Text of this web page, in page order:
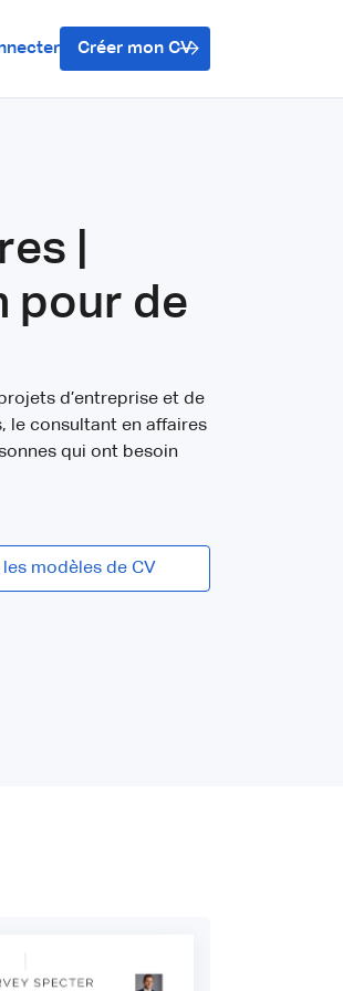
Créer mon CV
|
pour de
d’entreprise et de
le consultant en affaires
qui ont besoin
les modèles de CV